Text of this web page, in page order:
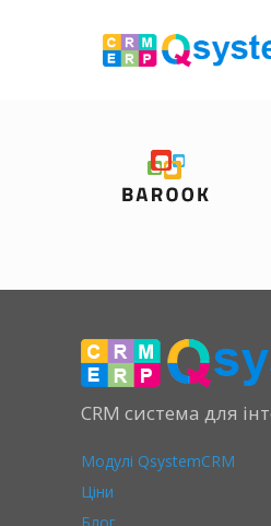
CRM система для
Модулі QsystemCRM
Ціни